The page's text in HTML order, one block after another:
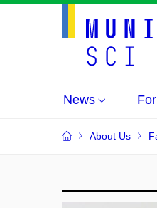
News
About Us